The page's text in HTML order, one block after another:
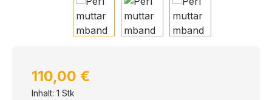
Regulärer Preis:
110,00 €
Inhalt: 1 Stk